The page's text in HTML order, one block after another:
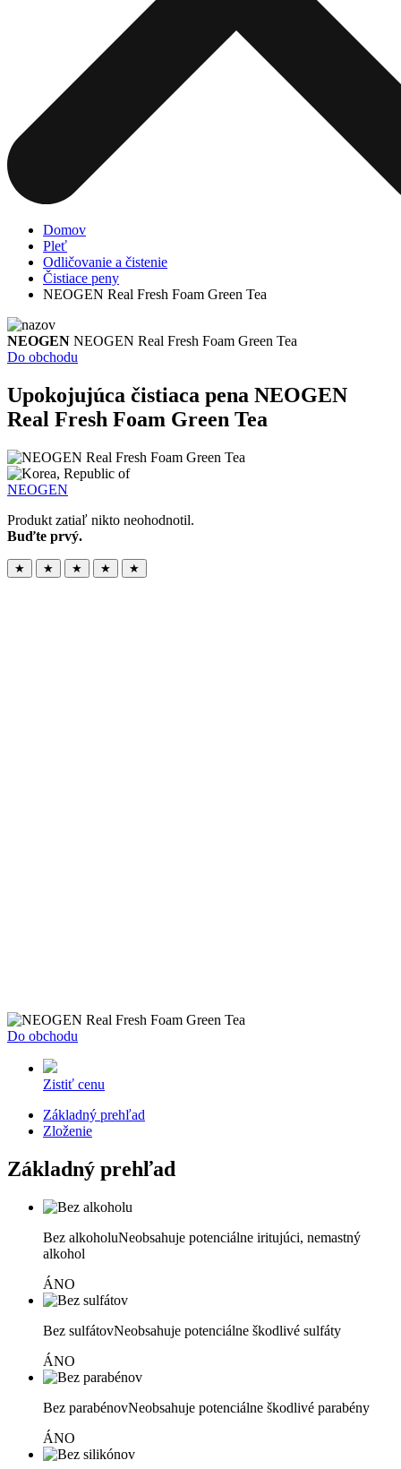
Domov
Pleť
Odličovanie a čistenie
Čistiace peny
NEOGEN Real Fresh Foam Green Tea
NEOGEN NEOGEN Real Fresh Foam Green Tea
Do obchodu
Upokojujúca čistiaca pena NEOGEN
Real Fresh Foam Green Tea
NEOGEN
Produkt zatiaľ nikto neohodnotil.
Buďte prvý.
★ ★ ★ ★ ★
Do obchodu
Zistiť cenu
Základný prehľad
Zloženie
Základný prehľad
Bez alkoholuNeobsahuje potenciálne iritujúci, nemastný
alkohol
ÁNO
Bez sulfátovNeobsahuje potenciálne škodlivé sulfáty
ÁNO
Bez parabénovNeobsahuje potenciálne škodlivé parabény
ÁNO